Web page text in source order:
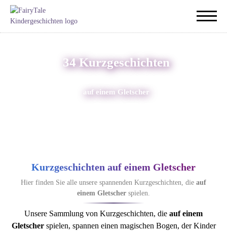
34 Kurzgeschichten
auf einem Gletscher
Kurzgeschichten auf einem Gletscher
Hier finden Sie alle unsere spannenden Kurzgeschichten, die auf
einem Gletscher spielen.
Unsere Sammlung von Kurzgeschichten, die auf einem
Gletscherspielen, spannen einen magischen Bogen, der Kinder